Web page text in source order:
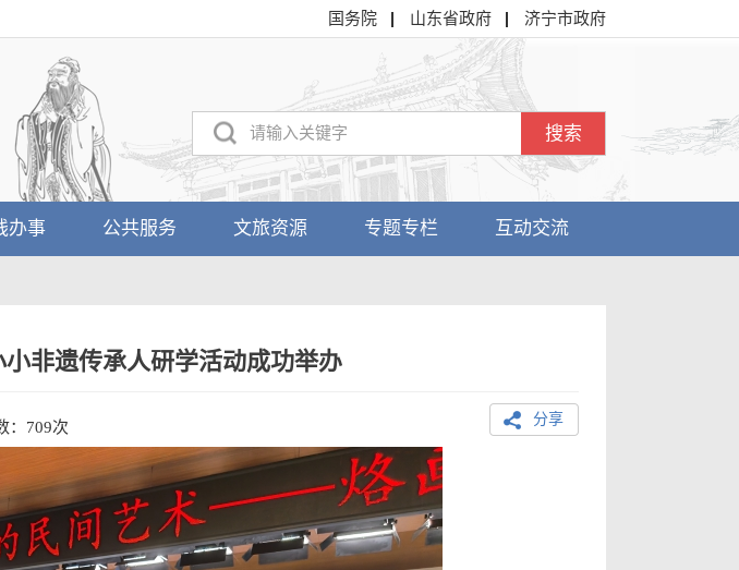
济宁市政府
山东省政府
国务院
搜索
办事 公共服务 文旅资源 专题专栏 互动交流
非遗传承人研学活动成功举办
： 709次 分享